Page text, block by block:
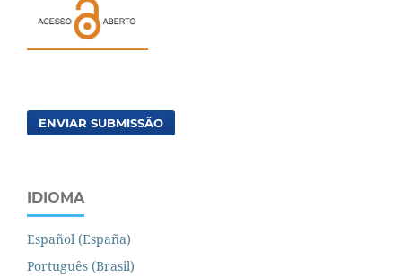
ENVIAR SUBMISSÃO
IDIOMA
Español (España)
Português (Brasil)